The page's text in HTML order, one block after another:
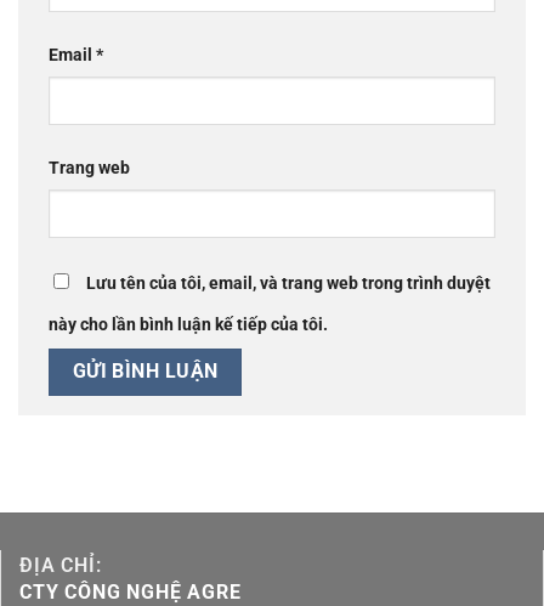
Email *
Trang web
Lưu tên của tôi, email, và trang web trong trình duyệt
này cho lần bình luận kế tiếp của tôi.
ĐỊA CHỈ:
CTY CÔNG NGHỆ AGRE